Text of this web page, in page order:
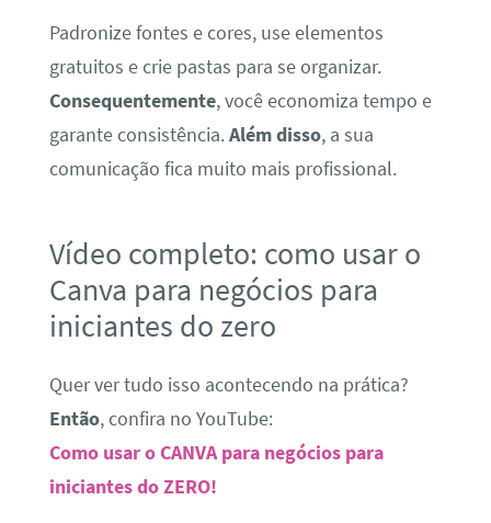
Padronize fontes e cores, use elementos
gratuitos e crie pastas para se organizar.
Consequentemente, você economiza tempo e
garante consistência.Além disso, a sua
comunicação fica muito mais profissional.
Vídeo completo: como usar o
Canva para negócios para
iniciantes do zero
Quer ver tudo isso acontecendo na prática?
Então, confira no YouTube:
Como usar o CANVA para negócios para
iniciantes do ZERO!